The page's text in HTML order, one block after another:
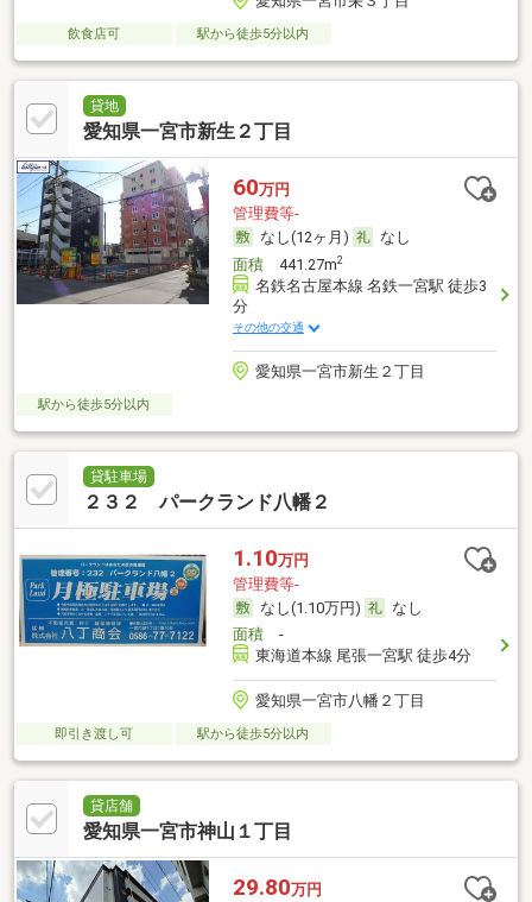
飲食店可 駅から徒歩5分以内
貸地
愛知県一宮市新生２丁目
60万円
管理費等-
なし(12ヶ月)
なし
面積441.27m2
名鉄名古屋本線 名鉄一宮駅 徒歩3
分
その他の交通
愛知県一宮市新生２丁目
駅から徒歩5分以内
貸駐車場
２３２ パークランド八幡２
1.10万円
管理費等-
なし(1.10万円)
なし
面積-
東海道本線 尾張一宮駅 徒歩4分
愛知県一宮市八幡２丁目
即引き渡し可 駅から徒歩5分以内
貸店舗
愛知県一宮市神山１丁目
29.80万円